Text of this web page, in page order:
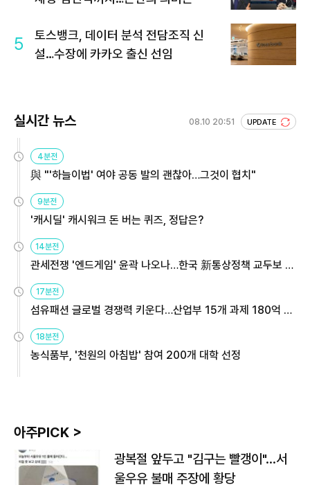
5
토스뱅크, 데이터 분석 전담조직 신
설…수장에 카카오 출신 선임
실시간 뉴스 08.10 20:51 UPDATE
4분전
與 "'하늘이법' 여야 공동 발의 괜찮아…그것이 협치"
9분전
'캐시딜' 캐시워크 돈 버는 퀴즈, 정답은?
14분전
관세전쟁 '엔드게임' 윤곽 나오나…한국 新통상정책 교두보 활
17분전
섬유패션 글로벌 경쟁력 키운다…산업부 15개 과제 180억 지
18분전
농식품부, '천원의 아침밥' 참여 200개 대학 선정
아주PICK >
광복절 앞두고 "김구는 빨갱이"…서
울우유 불매 주장에 황당